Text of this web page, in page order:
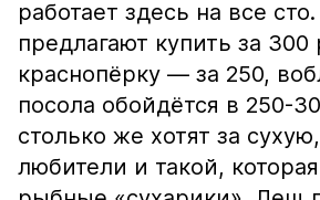
работает здесь на все
предлагают купить за 300
краснопёрку — за 250,
посола обойдётся в 250-
столько же хотят за
любители и такой,